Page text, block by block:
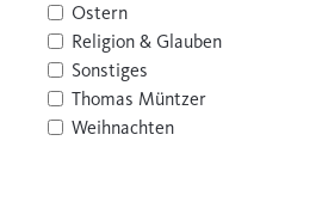
Ostern
Religion & Glauben
Sonstiges
Thomas Müntzer
Weihnachten